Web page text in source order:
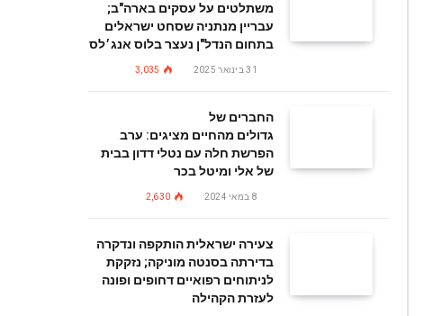
משתלטים על עסקים בארה"ב;
עבריין מנתניה שסחט ישראלים
בתחום הנדל"ן נעצר בלוס אנג׳לס
31 בינואר 2025 3,035
החברים של
גדולים מהחיים מציגים: ערב
הפרשת חלה עם נטלי דדון בבית
של אלי ומיטל בכר
8 במאי 2024 2,630
צעירה ישראלית הותקפה ונדקרה
בדירתה בסנטה מוניקה; נזקקת
לניתוחים רפואיים דחופים ופונה
לעזרת הקהילה